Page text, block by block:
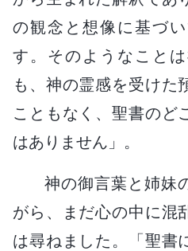
の観念と想像に基づ
す。そのようなこと
も、神の霊感を受けた
こともなく、聖書のど
はありません」。
神の御言葉と姉妹
がら、まだ心の中に混
は尋ねました。「聖書